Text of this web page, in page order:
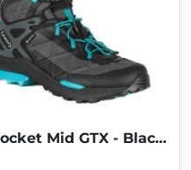
W Rocket Mid GTX - Black Turquoise